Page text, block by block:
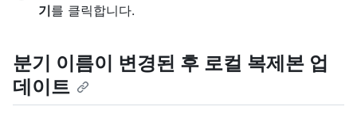
기를 클릭합니다.
분기 이름이 변경된 후 로컬 복제본 업
데이트